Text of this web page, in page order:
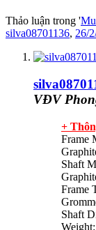
Thảo luận trong '
silva08701136, 26/
VĐV
+
Frame
Shaft
Frame
Shaft